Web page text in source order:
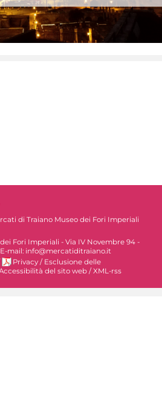
di Traiano Museo dei Fori Imperiali
Fori Imperiali - Via IV Novembre 94 -
mail: info@mercatiditraiano.it
Privacy / Esclusione delle
del sito web /XML-rss